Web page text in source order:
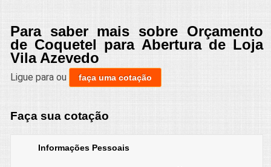
Para saber mais sobre Orçamento
de Coquetel para Abertura de Loja
Vila Azevedo
Ligue paraou faça uma cotação
Faça sua cotação
Informações Pessoais